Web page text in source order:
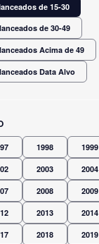
de 15-30
de 30-49
Acima de 49
Data Alvo
1998 1999
2003 2004
2008 2009
2013 2014
2018 2019